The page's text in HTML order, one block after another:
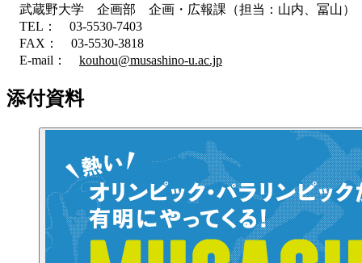
武蔵野大学 企画部 企画・広報課（担当：山内、冨山）
TEL： 03-5530-7403
FAX： 03-5530-3818
E-mail： kouhou@musashino-u.ac.jp
添付資料